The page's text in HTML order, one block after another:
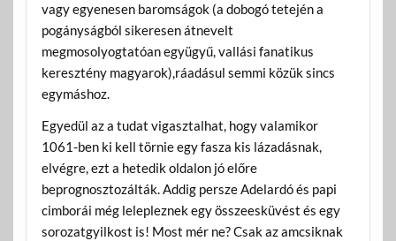
vagy egyenesen baromságok (a dobogó tetején a
pogányságból sikeresen átnevelt
megmosolyogtatóan együgyű, vallási fanatikus
keresztény magyarok),ráadásul semmi közük sincs
egymáshoz.
Egyedül az a tudat vigasztalhat, hogy valamikor
1061-ben ki kell törnie egy fasza kis lázadásnak,
elvégre, ezt a hetedik oldalon jó előre
beprognosztozálták. Addig persze Adelardó és papi
cimborái még lelepleznek egy összeesküvést és egy
sorozatgyilkost is! Most mér ne? Csak az amcsiknak